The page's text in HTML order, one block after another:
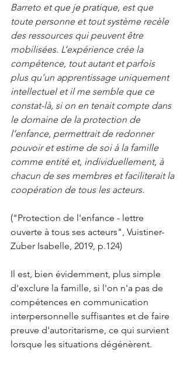
Barreto et que je pratique, est que
toute personne et tout système recèle
des ressources qui peuvent être
mobilisées. L’expérience crée la
compétence, tout autant et parfois
plus qu’un apprentissage uniquement
intellectuel et il me semble que ce
constat-là, si on en tenait compte dans
le domaine de la protection de
l’enfance, permettrait de redonner
pouvoir et estime de soi à la famille
comme entité et, individuellement, à
chacun de ses membres et faciliterait la
coopération de tous les acteurs.
("Protection de l'enfance - lettre
ouverte à tous ses acteurs", Vuistiner-
Zuber Isabelle, 2019, p.124)
Il est, bien évidemment, plus simple
d'exclure la famille, si l'on n'a pas de
compétences en communication
interpersonnelle suffisantes et de faire
preuve d'autoritarisme, ce qui survient
lorsque les situations dégénèrent.